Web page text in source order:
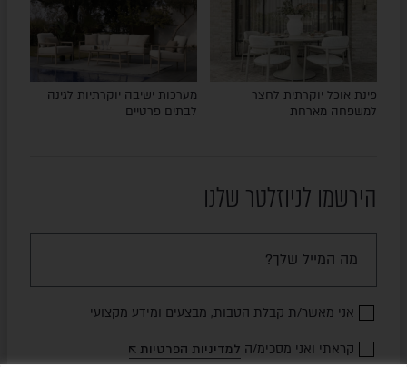
פינת אוכל יוקרתית לחצר
למשפחה מארחת
מערכות ישיבה יוקרתיות לגינה
לבתים פרטיים
הירשמו לניוזלטר שלנו
אני מאשר/ת קבלת הטבות, מבצעים ומידע מקצועי
קראתי ואני מסכימ/ה למדיניות הפרטיות